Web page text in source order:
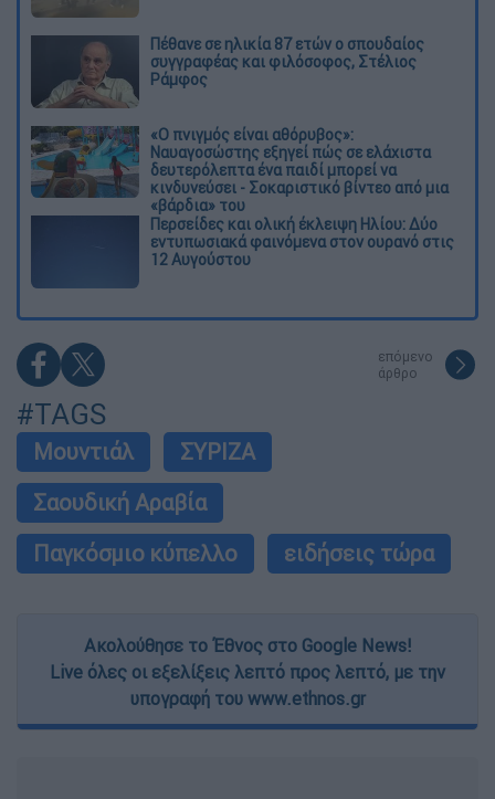
Πέθανε σε ηλικία 87 ετών ο σπουδαίος
συγγραφέας και φιλόσοφος, Στέλιος
Ράμφος
«Ο πνιγμός είναι αθόρυβος»:
Ναυαγοσώστης εξηγεί πώς σε ελάχιστα
δευτερόλεπτα ένα παιδί μπορεί να
κινδυνεύσει - Σοκαριστικό βίντεο από μια
«βάρδια» του
Περσείδες και ολική έκλειψη Ηλίου: Δύο
εντυπωσιακά φαινόμενα στον ουρανό στις
12 Αυγούστου
επόμενο
άρθρο
#TAGS
Μουντιάλ
ΣΥΡΙΖΑ
Σαουδική Αραβία
Παγκόσμιο κύπελλο
ειδήσεις τώρα
Ακολούθησε το Έθνος στο Google News!
Live όλες οι εξελίξεις λεπτό προς λεπτό, με την
υπογραφή του www.ethnos.gr